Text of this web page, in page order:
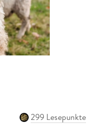
299 Lesepunkte